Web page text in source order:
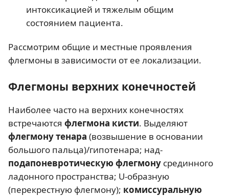
интоксикацией и тяжелым общим
состоянием пациента.
Рассмотрим общие и местные проявления
флегмоны в зависимости от ее локализации.
Флегмоны верхних конечностей
Наиболее часто на верхних конечностях
встречаются флегмона кисти. Выделяют
флегмону тенара (возвышение в основании
большого пальца)/гипотенара; над-
подапоневротическую флегмону срединного
ладонного пространства; U-образную
(перекрестную флегмону); комиссуральную